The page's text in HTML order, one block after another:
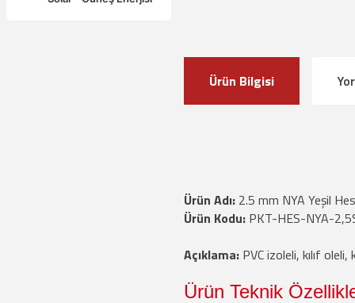
Ürün Bilgisi
Ürün Adı: 2.5 mm NYA Yeşil
Ürün Kodu: PKT-HES-NYA-
Açıklama: PVC izoleli, kılıf oleli,
Ürün Teknik